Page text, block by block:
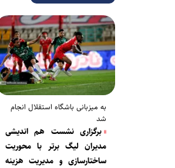
به میزبانی باشگاه استقلال انجام
شد
برگزاری نشست هم اندیشی
مدیران لیگ برتر با محوریت
ساختارسازی و مدیریت هزینه